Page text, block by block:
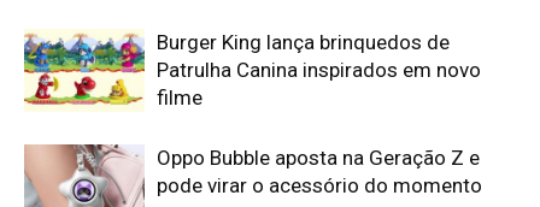
Burger King lança brinquedos de
Patrulha Canina inspirados em novo
filme
Oppo Bubble aposta na Geração Z e
pode virar o acessório do momento